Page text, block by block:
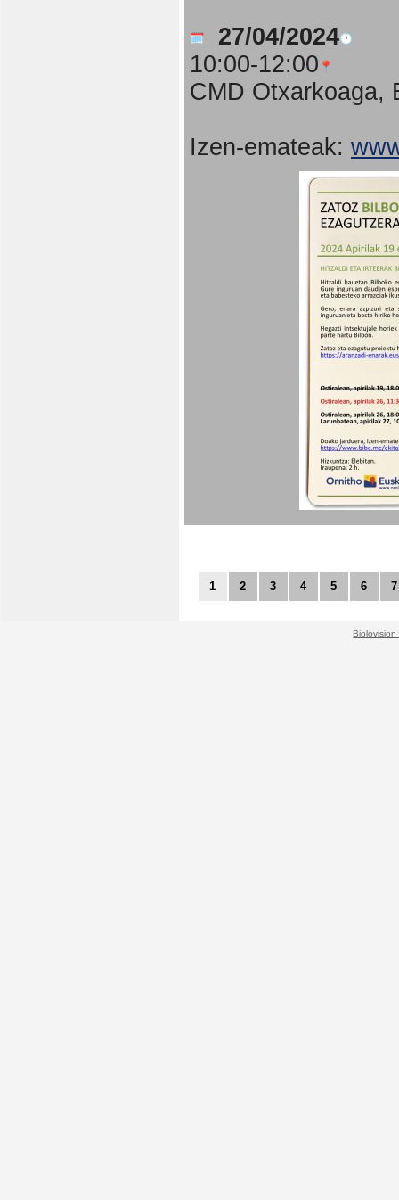
27/04/2024
10:00-12:00
CMD Otxarkoaga,
Izen-emateak:
1 2 3 4 5 6 7
Biolovision